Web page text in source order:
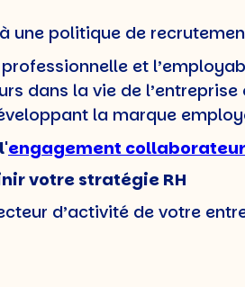
une politique de
et
dans la vie de
la marque
engagement collaborateur
votre stratégie RH
d’activité de votre